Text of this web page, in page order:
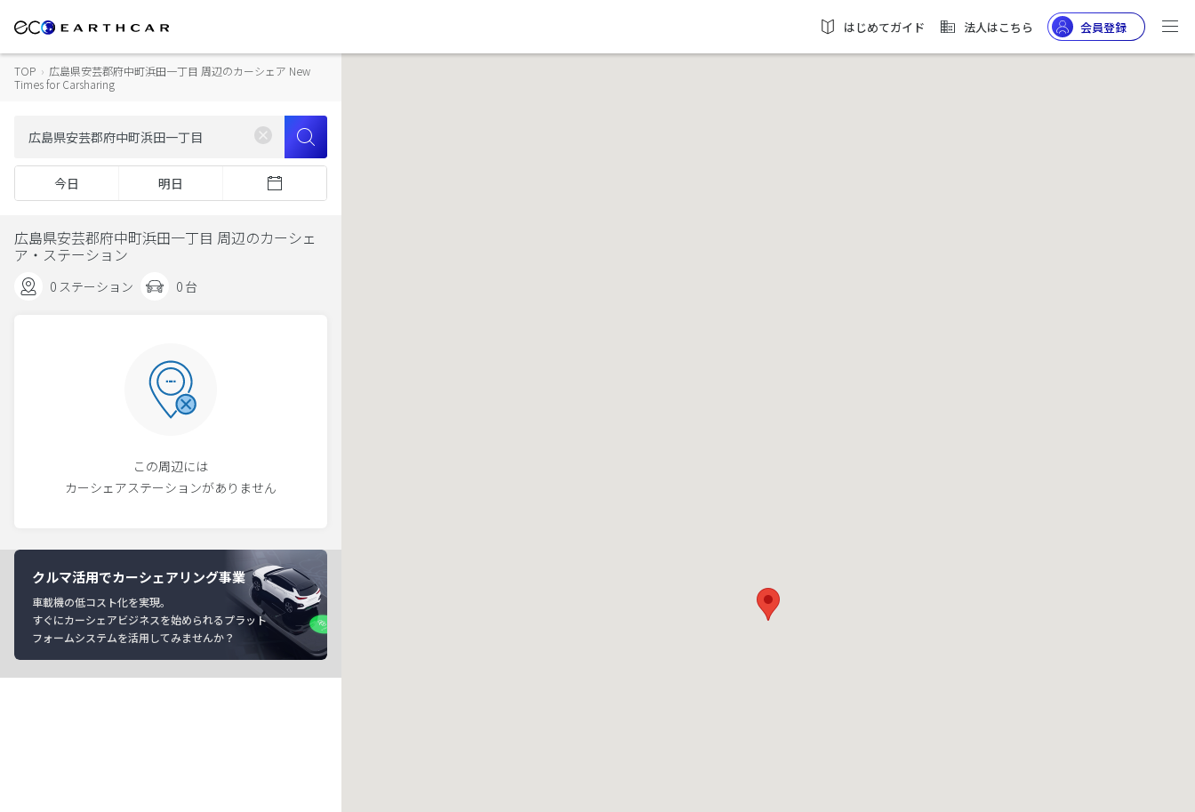
はじめてガイド 法人はこちら 会員登録
TOP › 広島県安芸郡府中町浜田一丁目 周辺のカーシェア New
Times for Carsharing
今日 明日
広島県安芸郡府中町浜田一丁目 周辺のカーシェ
ア・ステーション
0 ステーション 0 台
この周辺には
カーシェアステーションがありません
クルマ活用でカーシェアリング事業
車載機の低コスト化を実現。
すぐにカーシェアビジネスを始められるプラット
フォームシステムを活用してみませんか？